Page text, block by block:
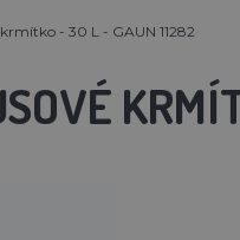
- 30 L - GAUN 11282